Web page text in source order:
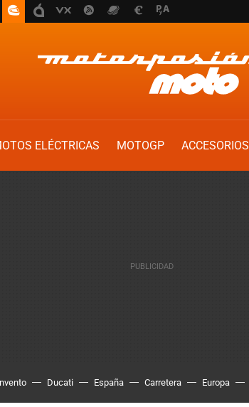
ELÉCTRICAS MOTOGP ACCESORIOS
Ducati España Carretera Europa